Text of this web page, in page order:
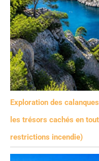
Exploration des
les trésors cachés en
restrictions incendie)